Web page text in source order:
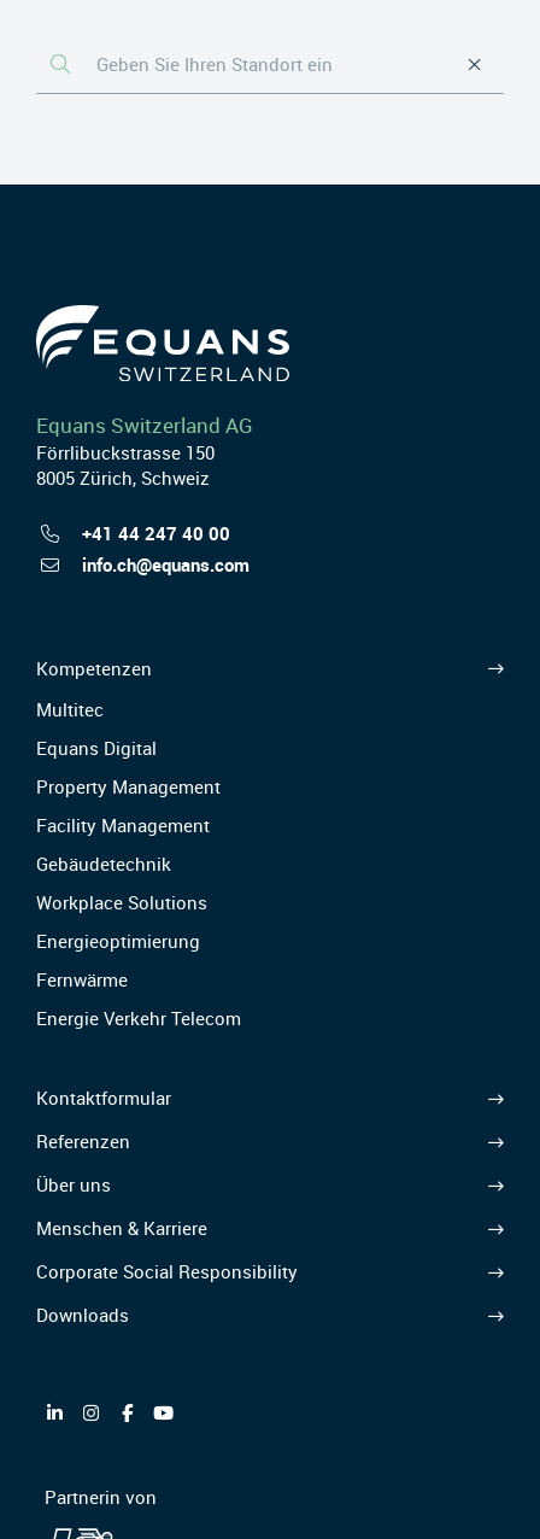
Equans Switzerland AG
Förrlibuckstrasse 150
8005 Zürich, Schweiz
+41 44 247 40 00
info.ch@equans.com
Kompetenzen
Multitec
Equans Digital
Property Management
Facility Management
Gebäudetechnik
Workplace Solutions
Energieoptimierung
Fernwärme
Energie Verkehr Telecom
Kontaktformular
Referenzen
Über uns
Menschen & Karriere
Corporate Social Responsibility
Downloads
Partnerin von